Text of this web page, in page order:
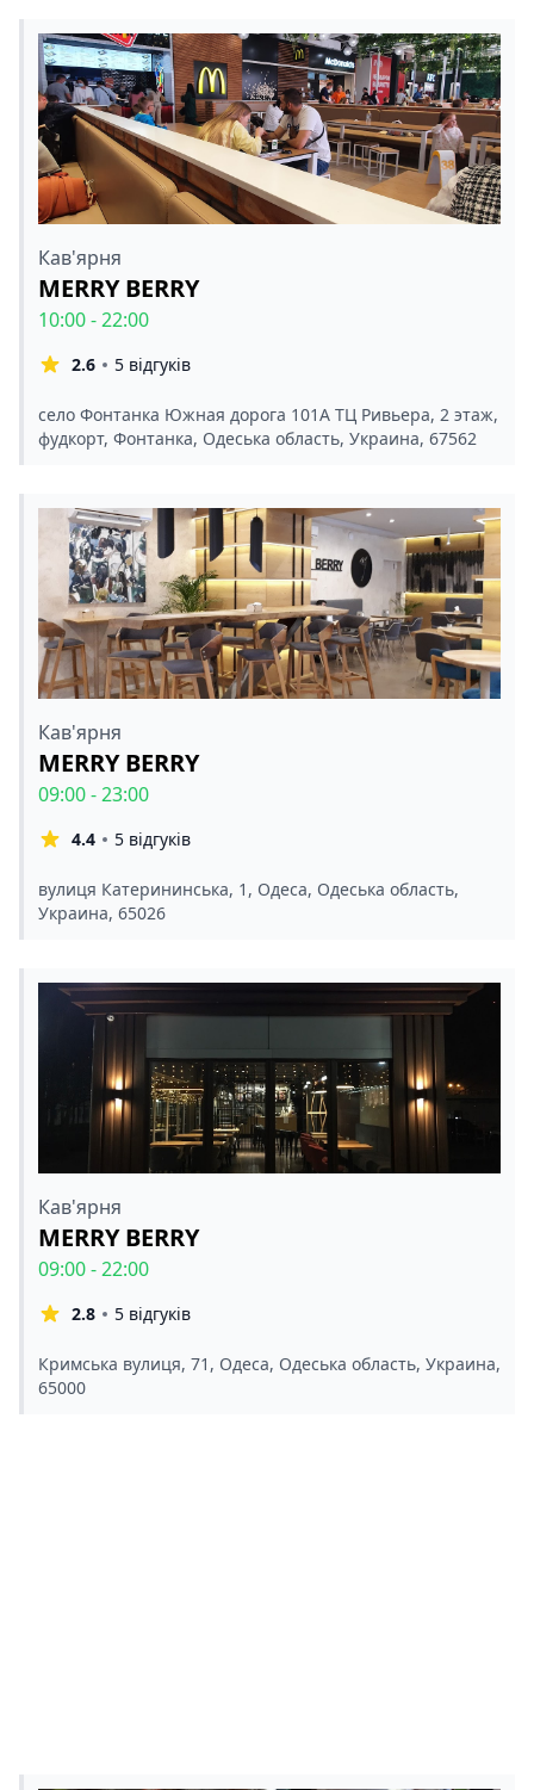
Кав'ярня
MERRY BERRY
10:00 - 22:00
2.6 5 відгуків
село Фонтанка Южная дорога 101А ТЦ Ривьера, 2 этаж,
фудкорт, Фонтанка, Одеська область, Украина, 67562
Кав'ярня
MERRY BERRY
09:00 - 23:00
4.4 5 відгуків
вулиця Катерининська, 1, Одеса, Одеська область,
Украина, 65026
Кав'ярня
MERRY BERRY
09:00 - 22:00
2.8 5 відгуків
Кримська вулиця, 71, Одеса, Одеська область, Украина,
65000